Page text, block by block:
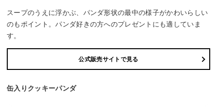
スープのうえに浮かぶ、パンダ形状の最中の様子がかわいらしい
のもポイント。パンダ好きの方へのプレゼントにも適していま
す。
公式販売サイトで見る
缶入りクッキーパンダ